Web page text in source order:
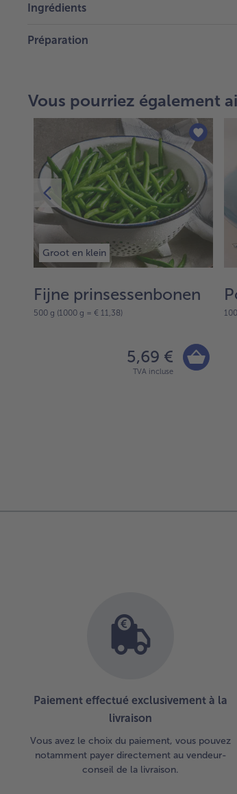
Ingrédients
Préparation
Vous pourriez également
Groot en klein
Fijne prinsessenbonen
500 g (1000 g = € 11,38)
5,69 €
TVA incluse
Paiement effectué exclusivement à la
livraison
Vous avez le choix du paiement, vous pouvez
notamment payer directement au vendeur-
conseil de la livraison.